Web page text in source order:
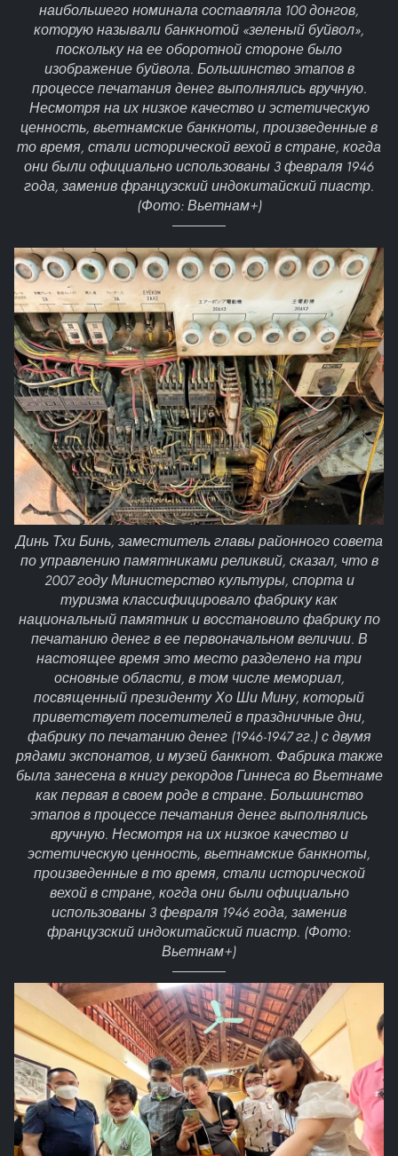
наибольшего номинала составляла 100 донгов,
которую называли банкнотой «зеленый буйвол»,
поскольку на ее оборотной стороне было
изображение буйвола. Большинство этапов в
процессе печатания денег выполнялись вручную.
Несмотря на их низкое качество и эстетическую
ценность, вьетнамские банкноты, произведенные в
то время, стали исторической вехой в стране, когда
они были официально использованы 3 февраля 1946
года, заменив французский индокитайский пиастр.
(Фото: Вьетнам+)
Динь Тхи Бинь, заместитель главы районного совета
по управлению памятниками реликвий, сказал, что в
2007 году Министерство культуры, спорта и
туризма классифицировало фабрику как
национальный памятник и восстановило фабрику по
печатанию денег в ее первоначальном величии. В
настоящее время это место разделено на три
основные области, в том числе мемориал,
посвященный президенту Хо Ши Мину, который
приветствует посетителей в праздничные дни,
фабрику по печатанию денег (1946-1947 гг.) с двумя
рядами экспонатов, и музей банкнот. Фабрика также
была занесена в книгу рекордов Гиннеса во Вьетнаме
как первая в своем роде в стране. Большинство
этапов в процессе печатания денег выполнялись
вручную. Несмотря на их низкое качество и
эстетическую ценность, вьетнамские банкноты,
произведенные в то время, стали исторической
вехой в стране, когда они были официально
использованы 3 февраля 1946 года, заменив
французский индокитайский пиастр. (Фото:
Вьетнам+)